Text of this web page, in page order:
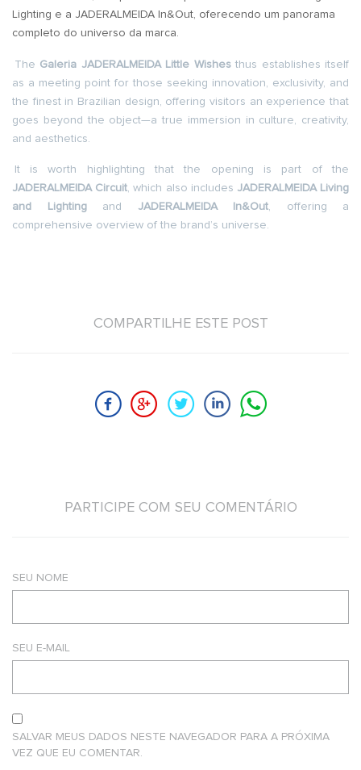
Lighting e a JADERALMEIDA In&Out, oferecendo um panorama
completo do universo da marca.
The Galeria JADERALMEIDA Little Wishesthus establishes itself
as a meeting point for those seeking innovation, exclusivity, and
the finest in Brazilian design, offering visitors an experience that
goes beyond the object—a true immersion in culture, creativity,
and aesthetics.
It is worth highlighting that the opening is part of the
JADERALMEIDA Circuit , which also includes JADERALMEIDA Living
and Lightingand JADERALMEIDA In&Out , offering a
comprehensive overview of the brand’s universe.
COMPARTILHE ESTE POST
PARTICIPE COM SEU COMENTÁRIO
SEU NOME
SEU E-MAIL
SALVAR MEUS DADOS NESTE NAVEGADOR PARA A PRÓXIMA
VEZ QUE EU COMENTAR.